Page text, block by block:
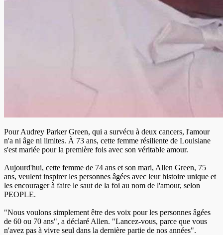
Pour Audrey Parker Green, qui a survécu à deux cancers, l'amour
n'a ni âge ni limites. À 73 ans, cette femme résiliente de Louisiane
s'est mariée pour la première fois avec son véritable amour.
Aujourd'hui, cette femme de 74 ans et son mari, Allen Green, 75
ans, veulent inspirer les personnes âgées avec leur histoire unique et
les encourager à faire le saut de la foi au nom de l'amour, selon
PEOPLE.
"Nous voulons simplement être des voix pour les personnes âgées
de 60 ou 70 ans", a déclaré Allen. "Lancez-vous, parce que vous
n'avez pas à vivre seul dans la dernière partie de nos années".